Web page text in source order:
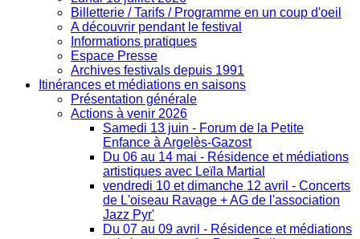
Billetterie / Tarifs / Programme en un coup d'oeil
A découvrir pendant le festival
Informations pratiques
Espace Presse
Archives festivals depuis 1991
Itinérances et médiations en saisons
Présentation générale
Actions à venir 2026
Samedi 13 juin - Forum de la Petite
Enfance à Argelès-Gazost
Du 06 au 14 mai - Résidence et médiations
artistiques avec Leïla Martial
vendredi 10 et dimanche 12 avril - Concerts
de L'oiseau Ravage + AG de l'association
Jazz Pyr'
Du 07 au 09 avril - Résidence et médiations